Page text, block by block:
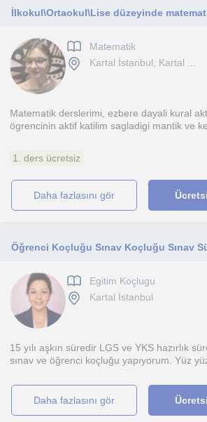
İlkokul\Ortaokul\Lise düzeyinde
Matematik
Kartal İstanbul, Kartal ...
Matematik derslerimi, ezbere dayali kural
ögrencinin aktif katilim sagladigi mantik ve
1. ders ücretsiz
daha fazlasını gör
Egitim Koçlugu
Kartal İstanbul
15 yılı aşkın süredir LGS ve YKS hazırlık
sınav ve öğrenci koçluğu yapıyorum. Yüz
daha fazlasını gör